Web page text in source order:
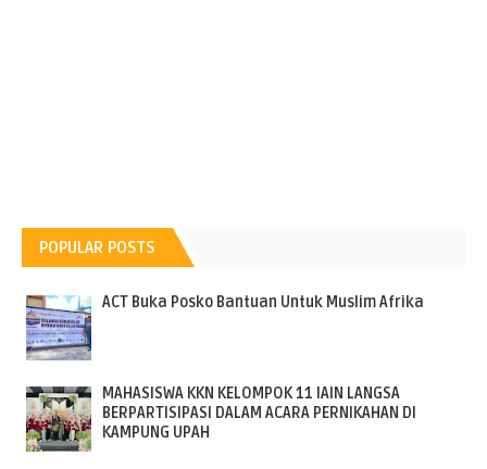
POPULAR POSTS
ACT Buka Posko Bantuan Untuk Muslim Afrika
MAHASISWA KKN KELOMPOK 11 IAIN LANGSA
BERPARTISIPASI DALAM ACARA PERNIKAHAN DI
KAMPUNG UPAH